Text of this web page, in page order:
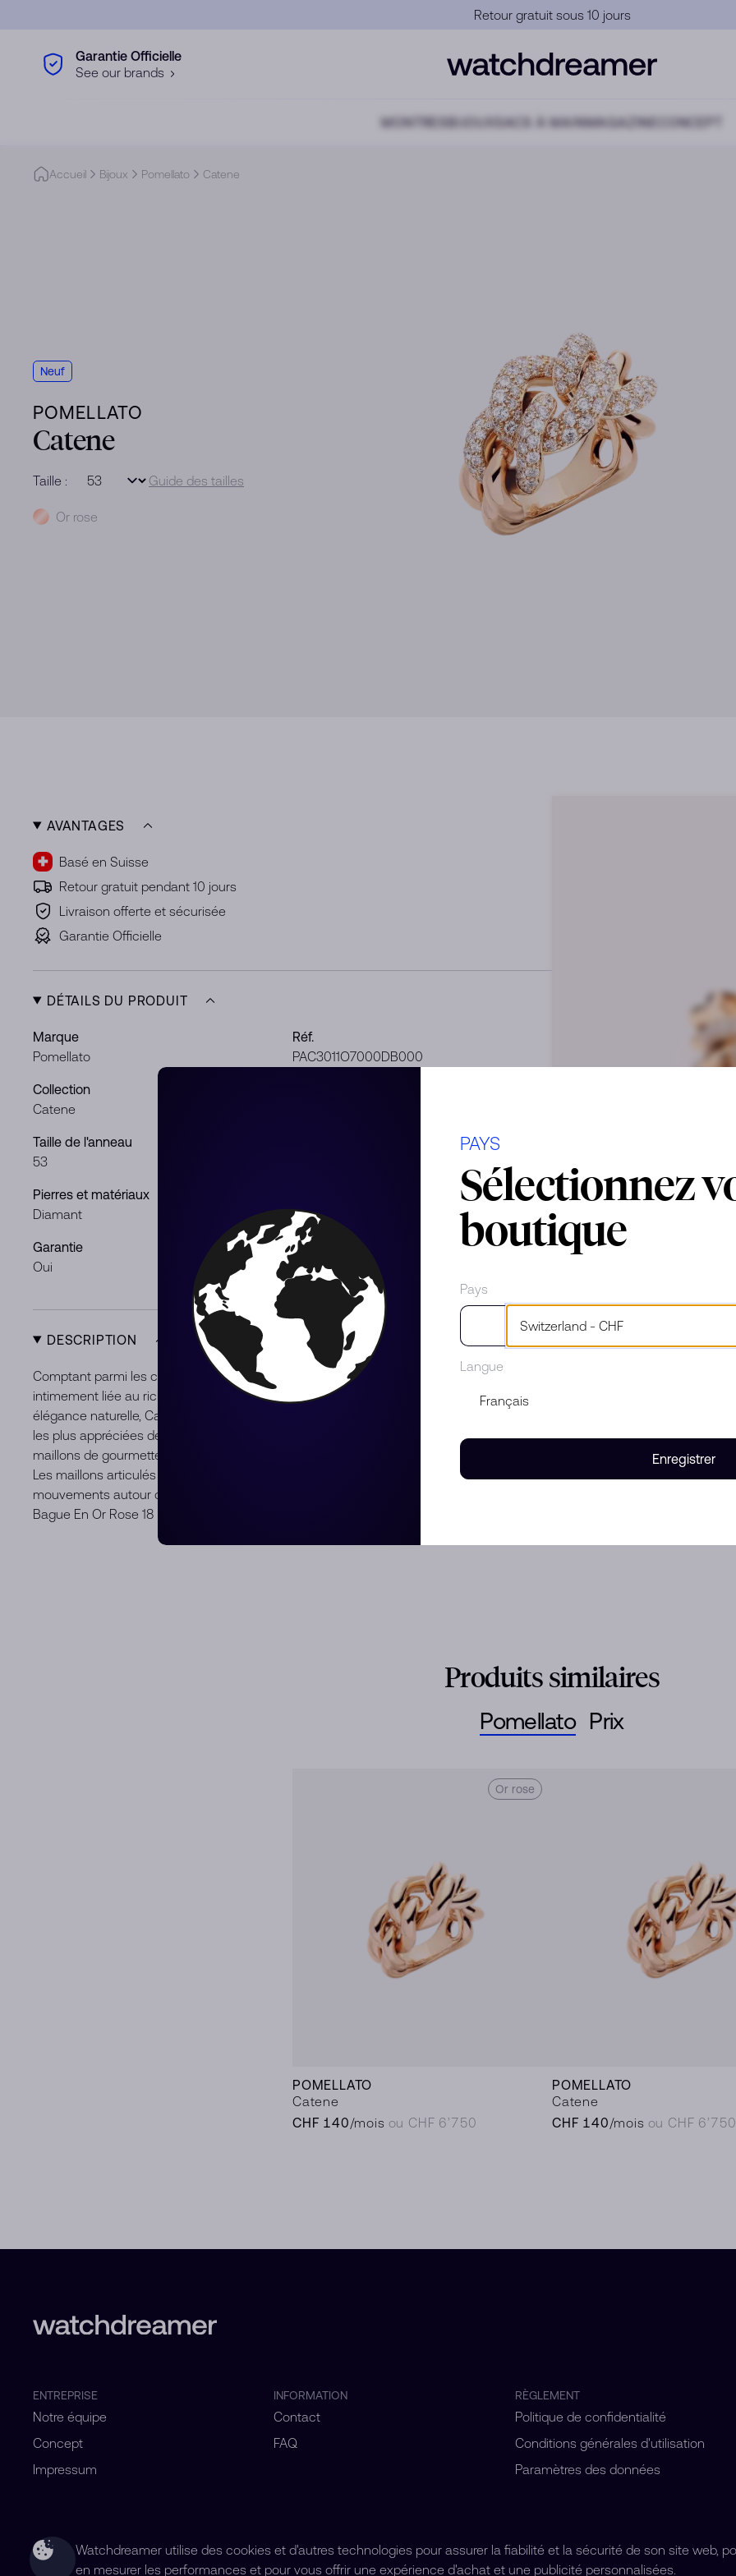
Garantie Officielle
Garantie Officielle
See our brands
MONTRES SACS À MAINMAGAZINE CONCEPT
Accueil Bijoux Pomellato Catene
Neuf
POMELLATO
Catene
Taille : Guide des tailles
MétalOr rose
AVANTAGES
Basé en Suisse
Retour gratuit pendant 10 jours
Livraison offerte et sécurisée
Garantie Officielle
DÉTAILS DU PRODUIT
Marque
Pomellato
Réf.
PAC3011O7000DB000
Collection
Catene
Taille de l'anneau
53
Pierres et matériaux
Diamant
Femme
Garantie
Oui
Condition
Neuf
DESCRIPTION
Comptant parmi les créations les plus emblématiques de Pomellato, Catene est
intimement liée au riche savoir-faire de la Maison en matière de chaînes. En raison de son
élégance naturelle, Catene s’est imposée au fil des années comme l’une des collections
les plus appréciées de Pomellato. Les bagues déclinent la voluptuosité des célèbres
maillons de gourmettes réinterprétés dans de somptueuses bagues lisses et soyeuses.
Les maillons articulés sont reliés à une tige solide qui donne naissance à de délicats
mouvements autour du doigt.
Bague En Or Rose 18 K Avec 144 Diamants Blancs (≈2.3 Ct).
Produits similaires
Pomellato
Or rose
POMELLATO
Catene
CHF 140/mois ou CHF 6’750
POMELLATO
Catene
CHF 140/mois ou CHF
Prix
ENTREPRISE
Notre équipe
Concept
Impressum
INFORMATION
Contact
FAQ
RÈGLEMENT
Politique de confidentialité
Conditions générales d'utilisation
Paramètres des données
Watchdreamer utilise des cookies et d'autres technologies pour assurer la fiabilité et la sécurité de son site web,
en mesurer les performances et pour vous offrir une expérience d'achat et une publicité personnalisées.
PAYS
Sélectionnez
boutique
Pays
Langue
Enregistrer